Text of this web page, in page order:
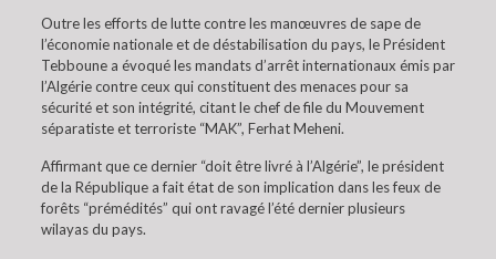
Outre les efforts de lutte contre les manœuvres de sape de
l’économie nationale et de déstabilisation du pays, le Président
Tebboune a évoqué les mandats d’arrêt internationaux émis par
l’Algérie contre ceux qui constituent des menaces pour sa
sécurité et son intégrité, citant le chef de file du Mouvement
séparatiste et terroriste “MAK”, Ferhat Meheni.
Affirmant que ce dernier “doit être livré à l’Algérie”, le président
de la République a fait état de son implication dans les feux de
forêts “prémédités” qui ont ravagé l’été dernier plusieurs
wilayas du pays.